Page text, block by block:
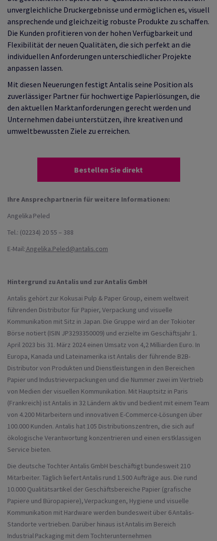
unvergleichliche Druckergebnisse und ermöglichen es, visuell
ansprechende und gleichzeitig robuste Produkte zu schaffen.
Die Kunden profitieren von der hohen Verfügbarkeit und
Flexibilität der neuen Qualitäten, die sich perfekt an die
individuellen Anforderungen unterschiedlicher Projekte
anpassen lassen.
Mit diesen Neuerungen festigt Antalis seine Position als
zuverlässiger Partner für hochwertige Papierlösungen, die
den aktuellen Marktanforderungen gerecht werden und
Unternehmen dabei unterstützen, ihre kreativen und
umweltbewussten Ziele zu erreichen.
Bestellen Sie direkt
Ihre Ansprechpartnerin für weitere Informationen:
Angelika Peled
Tel.: (02234) 20 55 – 388
E-Mail:Angelika.Peled@antalis.com
Hintergrund zu Antalis und zur Antalis GmbH
Antalis gehört zur Kokusai Pulp & Paper Group, einem weltweit
führenden Distributor für Papier, Verpackung und visuelle
Kommunikation mit Sitz in Japan. Die Gruppe wird an der Tokioter
Börse notiert (ISIN JP3293350009) und erzielte im Geschäftsjahr 1.
April 2023 bis 31. März 2024 einen Umsatz von 4,2 Milliarden Euro. In
Europa, Kanada und Lateinamerika ist Antalis der führende B2B-
Distributor von Produkten und Dienstleistungen in den Bereichen
Papier und Industrieverpackungen und die Nummer zwei im Vertrieb
von Medien der visuellen Kommunikation. Mit Hauptsitz in Paris
(Frankreich) ist Antalis in 32 Ländern aktiv und bedient mit einem Team
von 4.200 Mitarbeitern und innovativen E-Commerce-Lösungen über
100.000 Kunden. Antalis hat 105 Distributionszentren, die sich auf
ökologische Verantwortung konzentrieren und einen erstklassigen
Service bieten.
Die deutsche Tochter Antalis GmbH beschäftigt bundesweit 210
Mitarbeiter. Täglich liefert Antalis rund 1.500 Aufträge aus. Die rund
10.000 Qualitätsartikel der Geschäftsbereiche Papier (grafische
Papiere und Büropapiere), Verpackungen, Hygiene und visuelle
Kommunikation mit Hardware werden bundesweit über 6 Antalis-
Standorte vertrieben. Darüber hinaus ist Antalis im Bereich
Industrial Packaging mit dem Tochterunternehmen